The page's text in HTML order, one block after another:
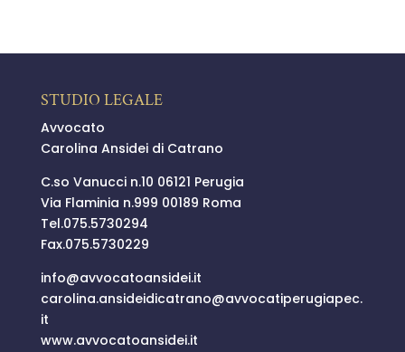
STUDIO LEGALE
Avvocato
Carolina Ansidei di Catrano
C.so Vanucci n.10 06121 Perugia
Via Flaminia n.999 00189 Roma
Tel.075.5730294
Fax.075.5730229
info@avvocatoansidei.it
carolina.ansideidicatrano@avvocatiperugiapec.
it
www.avvocatoansidei.it